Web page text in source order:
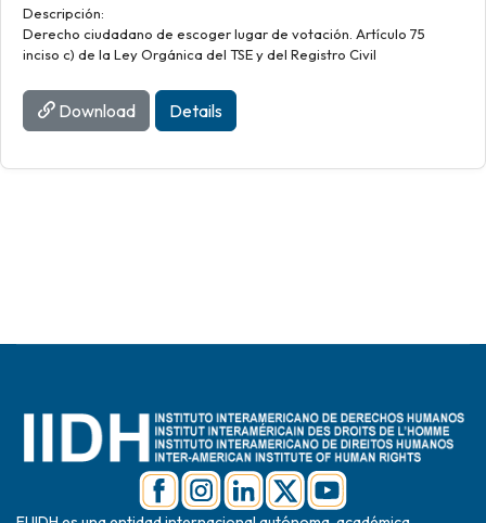
Descripción:
Derecho ciudadano de escoger lugar de votación. Artículo 75
inciso c) de la Ley Orgánica del TSE y del Registro Civil
Download Details